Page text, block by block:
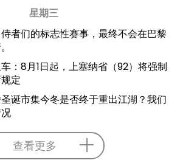
星期三
者们的标志性赛事，最终不会在巴黎
：8月1日起，上塞纳省（92）将强制
定
诞市集今冬是否终于重出江湖？我们
查看更多